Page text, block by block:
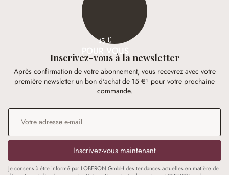
15 €
POUR VOUS
Inscrivez-vous à la newsletter
Après confirmation de votre abonnement, vous recevrez avec votre
première newsletter un bon d'achat de 15 €¹ pour votre prochaine
commande.
Adresse e-mail
Inscrivez-vous maintenant
Je consens à être informé par LOBERON GmbH des tendances actuelles en matière de